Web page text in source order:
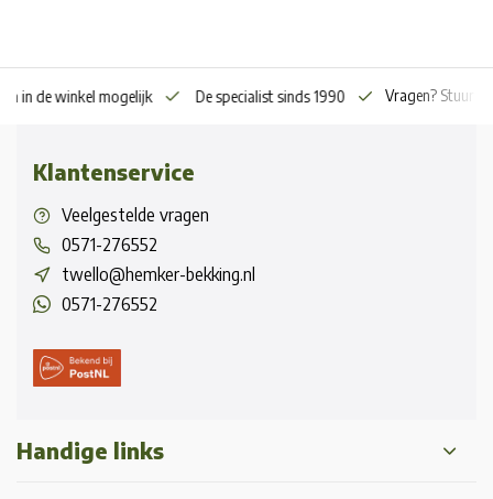
in de winkel mogelijk De specialist sinds 1990 Vragen? Stuur
Klantenservice
Veelgestelde vragen
0571-276552
twello@hemker-bekking.nl
0571-276552
Handige links